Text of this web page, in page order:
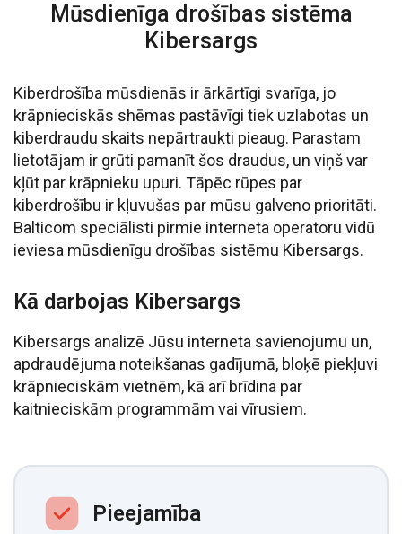
Mūsdienīga drošības sistēma
Kibersargs
Kiberdrošība mūsdienās ir ārkārtīgi svarīga, jo
krāpnieciskās shēmas pastāvīgi tiek uzlabotas un
kiberdraudu skaits nepārtraukti pieaug. Parastam
lietotājam ir grūti pamanīt šos draudus, un viņš var
kļūt par krāpnieku upuri. Tāpēc rūpes par
kiberdrošību ir kļuvušas par mūsu galveno prioritāti.
Balticom speciālisti pirmie interneta operatoru vidū
ieviesa mūsdienīgu drošības sistēmu Kibersargs.
Kā darbojas Kibersargs
Kibersargs analizē Jūsu interneta savienojumu un,
apdraudējuma noteikšanas gadījumā, bloķē piekļuvi
krāpnieciskām vietnēm, kā arī brīdina par
kaitnieciskām programmām vai vīrusiem.
Pieejamība